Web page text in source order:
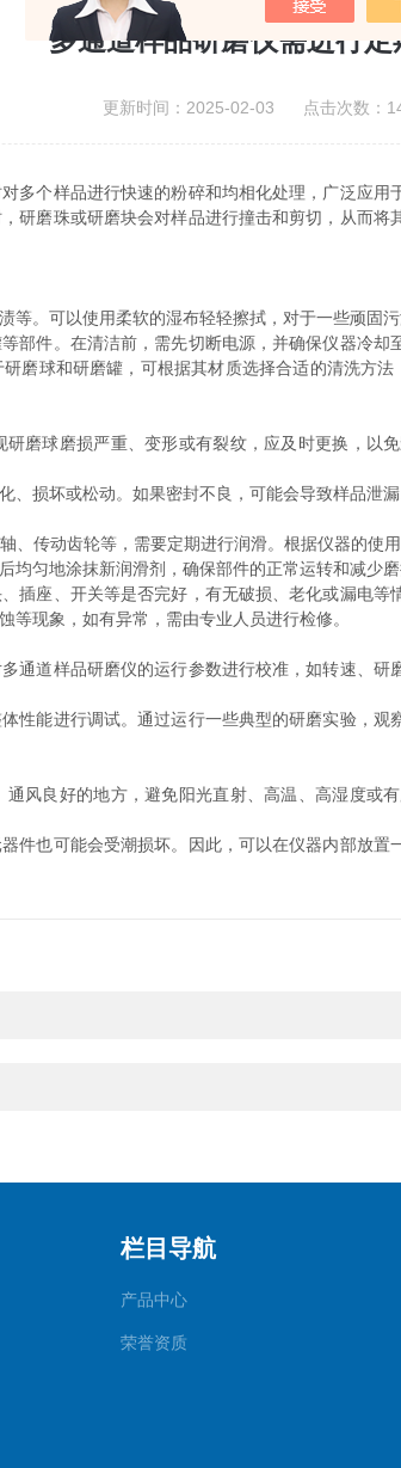
多通道样品研磨仪需进行定
更新时间：2025-02-03 点击次数：
多个样品进行快速的粉碎和均相化处理，广泛应
研磨珠或研磨块会对样品进行撞击和剪切，从而
可以使用柔软的湿布轻轻擦拭，对于一些顽固污
件。在清洁前，需先切断电源，并确保仪器冷却
磨球和研磨罐，可根据其材质选择合适的清洗方
球磨损严重、变形或有裂纹，应及时更换，以
坏或松动。如果密封不良，可能会导致样品泄
传动齿轮等，需要定期进行润滑。根据仪器的使
匀地涂抹新润滑剂，确保部件的正常运转和减少磨
座、开关等是否完好，有无破损、老化或漏电等
现象，如有异常，需由专业人员进行检修。
道样品研磨仪的运行参数进行校准，如转速、研
能进行调试。通过运行一些典型的研磨实验，观
良好的地方，避免阳光直射、高温、高湿度或
也可能会受潮损坏。因此，可以在仪器内部放置
栏目导航
产品中心
荣誉资质